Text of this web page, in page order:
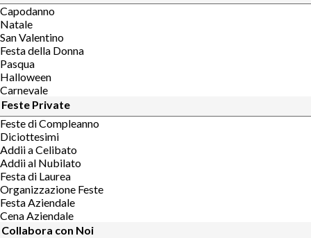
Capodanno
Natale
San Valentino
Festa della Donna
Pasqua
Halloween
Carnevale
Feste Private
Feste di Compleanno
Diciottesimi
Addii a Celibato
Addii al Nubilato
Festa di Laurea
Organizzazione Feste
Festa Aziendale
Cena Aziendale
Collabora con Noi